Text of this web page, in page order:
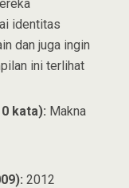
identitas
dan juga ingin
ini terlihat
kata): Makna
2012